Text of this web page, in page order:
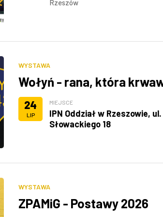
Rzeszów
WYSTAWA
Wołyń - rana, która
24
LIP
MIEJSCE
IPN Oddział w Rzeszowie, ul.
Słowackiego 18
WYSTAWA
ZPAMiG - Postawy 2026